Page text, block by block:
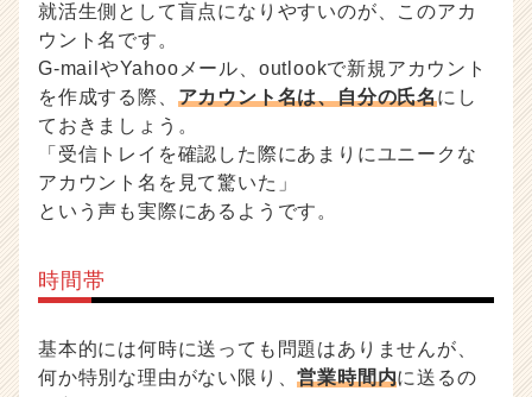
就活生側として盲点になりやすいのが、このアカ
ウント名です。
G-mailやYahooメール、outlookで新規アカウント
を作成する際、 アカウント名は、自分の氏名にし
ておきましょう。
「受信トレイを確認した際にあまりにユニークな
アカウント名を見て驚いた」
という声も実際にあるようです。
時間帯
基本的には何時に送っても問題はありませんが、
何か特別な理由がない限り、営業時間内に送るの